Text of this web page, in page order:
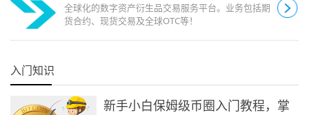
全球化的数字资产衍生品交易服务平台。业务包括期
货合约、现货交易及全球OTC等！
入门知识
新手小白保姆级币圈入门教程，掌